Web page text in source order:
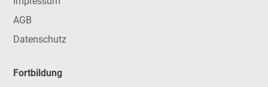
AGB
Datenschutz
Fortbildung